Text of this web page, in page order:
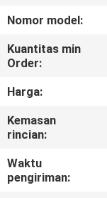
TUR
PABRIK
KONTROL
HUBUNGI
KAMI
Nomor model:
Kuantitas min
Order:
Harga:
Kemasan
rincian:
Waktu
pengiriman: